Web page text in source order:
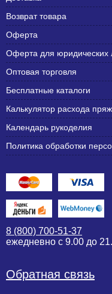
Возврат товара
Оферта
Оферта для юридических
Оптовая торговля
Бесплатные каталоги
Калькулятор расхода
Календарь рукоделия
Политика обработки
8 (800) 700-51-37
ежедневно с 9.00 до
Обратная связь